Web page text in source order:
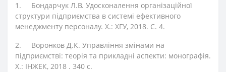
1.
Бондарчук Л.В. Удосконалення організаційної
структури підприємства в системі ефективного
менеджменту персоналу. Х.: ХГУ, 2018. С. 4.
2.
Воронков Д.К. Управління змінами на
підприємстві: теорія та прикладні аспекти: монографія.
Х.: ІНЖЕК, 2018 . 340 с.